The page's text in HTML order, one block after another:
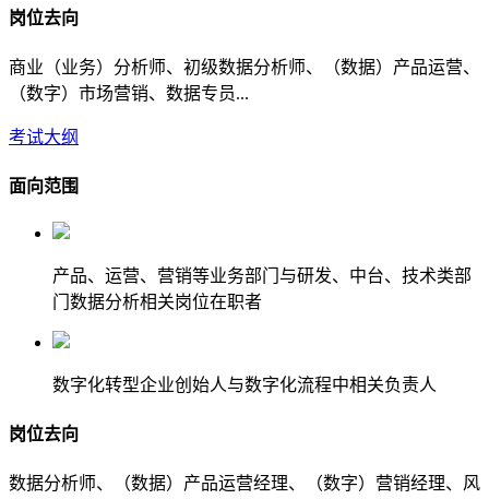
岗位去向
商业（业务）分析师、初级数据分析师、（数据）产品运营、
（数字）市场营销、数据专员...
考试大纲
面向范围
产品、运营、营销等业务部门与研发、中台、技术类部
门数据分析相关岗位在职者
数字化转型企业创始人与数字化流程中相关负责人
岗位去向
数据分析师、（数据）产品运营经理、（数字）营销经理、风